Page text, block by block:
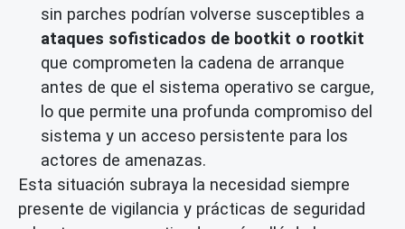
sin parches podrían volverse susceptibles a
ataques sofisticados de bootkit o rootkit
que comprometen la cadena de arranque
antes de que el sistema operativo se cargue,
lo que permite una profunda compromiso del
sistema y un acceso persistente para los
actores de amenazas.
Esta situación subraya la necesidad siempre
presente de vigilancia y prácticas de seguridad